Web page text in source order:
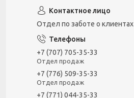
Отдел по заботе о клиентах
+7 (707) 705-35-33
Отдел продаж
+7 (776) 509-35-33
Отдел продаж
+7 (771) 044-35-33